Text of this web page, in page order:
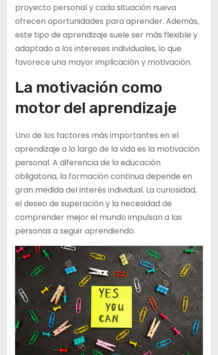
proyecto personal y cada situación nueva
ofrecen oportunidades para aprender. Además,
este tipo de aprendizaje suele ser más flexible y
adaptado a los intereses individuales, lo que
favorece una mayor implicación y motivación.
La motivación como
motor del aprendizaje
Uno de los factores más importantes en el
aprendizaje a lo largo de la vida es la motivación
personal. A diferencia de la educación
obligatoria, la formación continua depende en
gran medida del interés individual. La curiosidad,
el deseo de superación y la necesidad de
comprender mejor el mundo impulsan a las
personas a seguir aprendiendo.